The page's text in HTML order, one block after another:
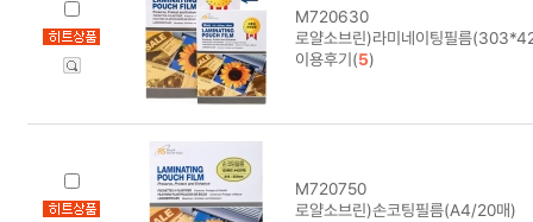
M720630
로얄소브린)라미네이팅필름
이용후기(5)
M720750
로얄소브린)손코팅필름(A4/20매)